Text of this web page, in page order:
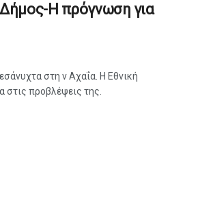
Η πρόγνωση για
στη ν Αχαΐα. Η Εθνική
προβλέψεις της.